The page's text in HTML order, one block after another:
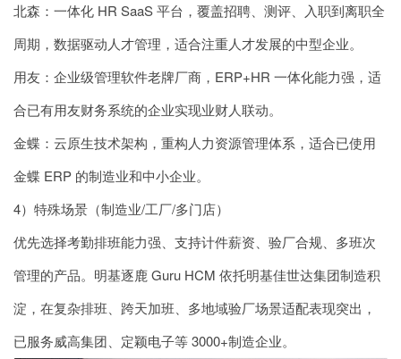
北森：一体化 HR SaaS 平台，覆盖招聘、测评、入职到离职全
周期，数据驱动人才管理，适合注重人才发展的中型企业。
用友：企业级管理软件老牌厂商，ERP+HR 一体化能力强，适
合已有用友财务系统的企业实现业财人联动。
金蝶：云原生技术架构，重构人力资源管理体系，适合已使用
金蝶 ERP 的制造业和中小企业。
4）特殊场景（制造业/工厂/多门店）
优先选择考勤排班能力强、支持计件薪资、验厂合规、多班次
管理的产品。明基逐鹿 Guru HCM 依托明基佳世达集团制造积
淀，在复杂排班、跨天加班、多地域验厂场景适配表现突出，
已服务威高集团、定颖电子等 3000+制造企业。